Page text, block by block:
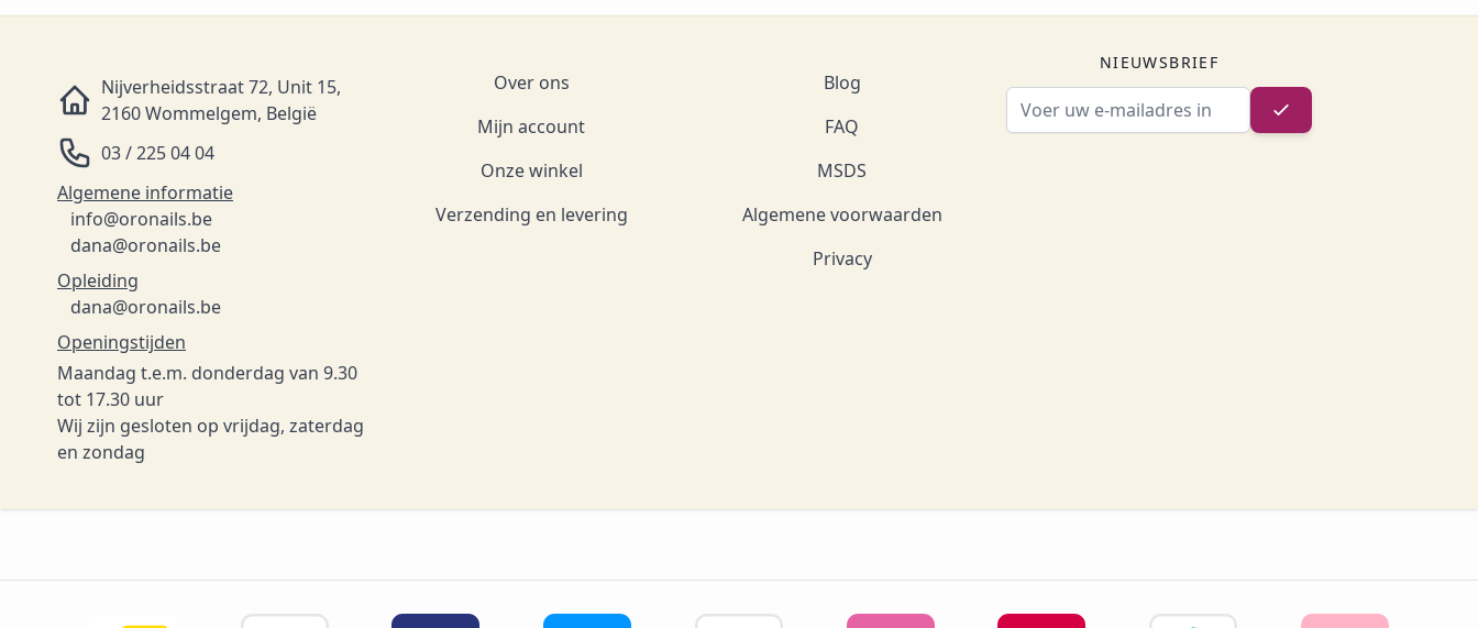
Nijverheidsstraat 72, Unit 15,
2160 Wommelgem, België
03 / 225 04 04
Algemene informatie
info@oronails.be
dana@oronails.be
Opleiding
dana@oronails.be
Openingstijden
Maandag t.e.m. donderdag van 9.30
tot 17.30 uur
Wij zijn gesloten op vrijdag, zaterdag
en zondag
Over ons
Mijn account
Onze winkel
Verzending en levering
Blog
FAQ
MSDS
Algemene voorwaarden
Privacy
NIEUWSBRIEF
E-mailadres